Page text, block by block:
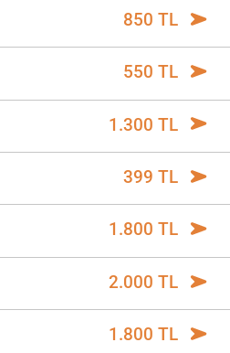
850 TL
550 TL
1.300 TL
399 TL
1.800 TL
2.000 TL
1.800 TL